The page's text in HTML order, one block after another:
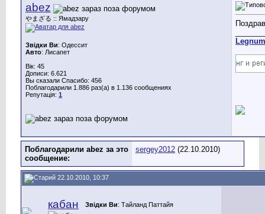
abez
やまざる :: Ямадзару
Звідки Ви: Одессит
Авто: Лисапет
Вік: 45
Дописи: 6.621
Вы сказали Спасибо: 456
Поблагодарили 1.886 раз(а) в 1.136 сообщениях
Репутація: 1
Legnum
Поблагодарили abez за это
сообщение:
sergey2012 (22.10.2010)
22.10.2010, 10:37
кабан Звідки Ви: Тайланд Паттайя